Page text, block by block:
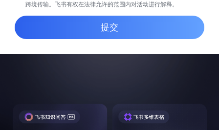
跨境传输。飞书有权在法律允许的范围内对活动进行解释。
提交